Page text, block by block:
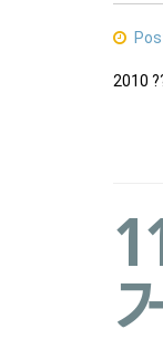
2010